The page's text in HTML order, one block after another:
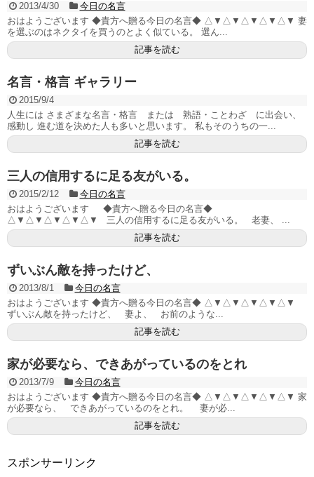
2013/4/30
今日の名言
おはようございます ◆貴方へ贈る今日の名言◆ △▼△▼△▼△▼△▼ 妻
を選ぶのはネクタイを買うのとよく似ている。 選ん...
記事を読む
名言・格言 ギャラリー
2015/9/4
人生には さまざまな名言・格言 または 熟語・ことわざ に出会い、
感動し 進む道を決めた人も多いと思います。 私もそのうちの一...
記事を読む
三人の信用するに足る友がいる。
2015/2/12
今日の名言
おはようございます ◆貴方へ贈る今日の名言◆
△▼△▼△▼△▼△▼ 三人の信用するに足る友がいる。 老妻、 ...
記事を読む
ずいぶん敵を持ったけど、
2013/8/1
今日の名言
おはようございます ◆貴方へ贈る今日の名言◆ △▼△▼△▼△▼△▼
ずいぶん敵を持ったけど、 妻よ、 お前のような...
記事を読む
家が必要なら、できあがっているのをとれ
2013/7/9
今日の名言
おはようございます ◆貴方へ贈る今日の名言◆ △▼△▼△▼△▼△▼ 家
が必要なら、 できあがっているのをとれ。 妻が必...
記事を読む
スポンサーリンク